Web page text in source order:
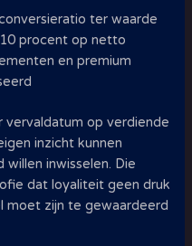
ter waarde
procent op netto
en premium
vervaldatum op verdiende
inzicht kunnen
willen inwisselen. Die
dat loyaliteit geen druk
moet zijn te gewaardeerd